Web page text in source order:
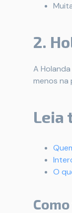
2.
A
menos na
Leia
O